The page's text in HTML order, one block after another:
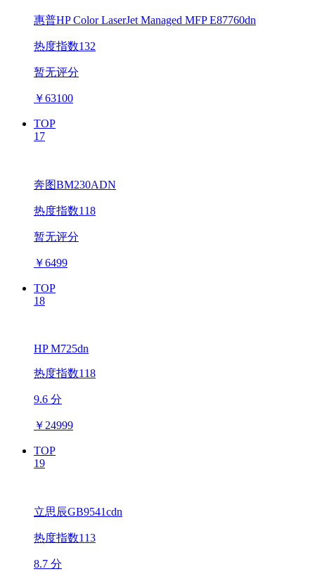
惠普HP Color LaserJet Managed MFP E87760dn
热度指数132
暂无评分
￥63100
TOP
17
奔图BM230ADN
热度指数118
暂无评分
￥6499
TOP
18
HP M725dn
热度指数118
9.6 分
￥ 24999
TOP
19
立思辰GB9541cdn
热度指数113
8.7 分